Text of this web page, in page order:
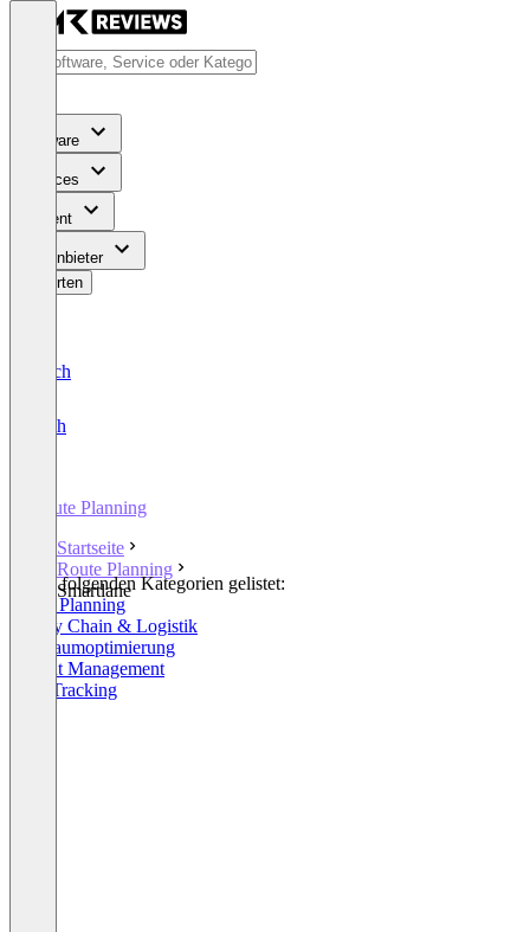
Software
Services
Content
Für Anbieter
Bewerten
Deutsch
English
Route Planning
Startseite
Route Planning
Smartlane
In den folgenden Kategorien gelistet:
Route Planning
Supply Chain & Logistik
Laderaumoptimierung
Freight Management
Fleet Tracking